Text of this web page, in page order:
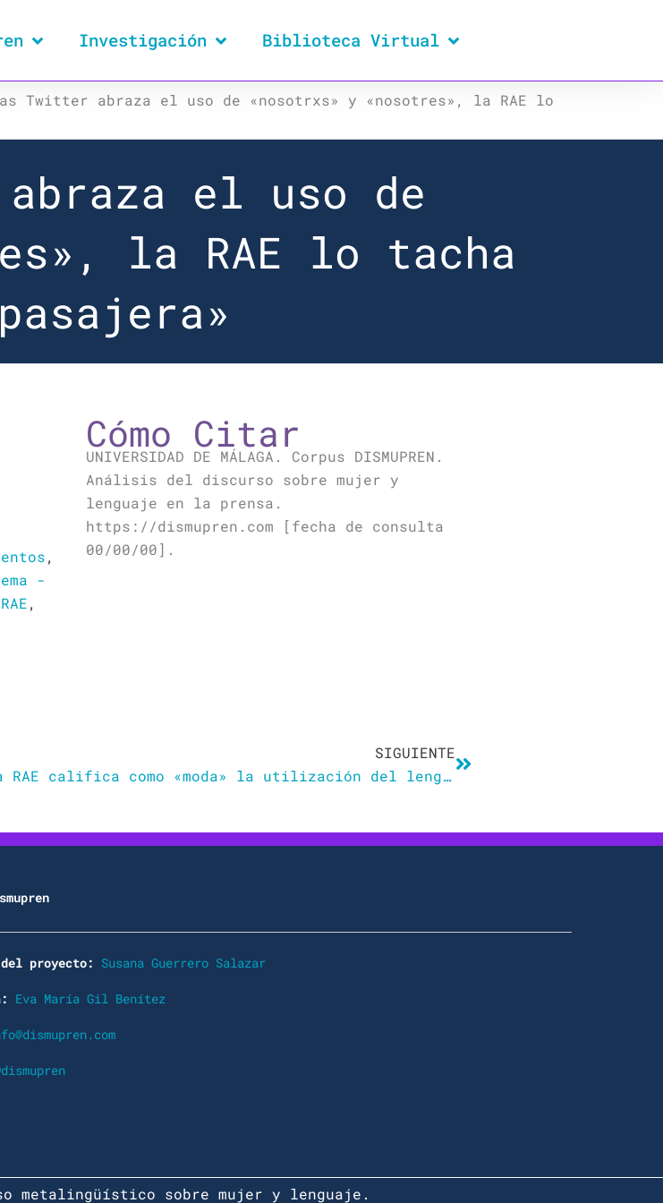
Investigación Biblioteca Virtual
Twitter abraza el uso de «nosotrxs» y «nosotres», la RAE lo
el uso de
la RAE lo tacha
,
-
RAE,
Cómo Citar
UNIVERSIDAD DE MÁLAGA. Corpus DISMUPREN.
Análisis del discurso sobre mujer y
lenguaje en la prensa.
https://dismupren.com [fecha de consulta
00/00/00].
SIGUIENTE
La RAE califica como «moda» la utilización del lenguaje inclusivo
proyecto: Susana Guerrero Salazar
Eva María Gil Benítez
metalingüístico sobre mujer y lenguaje.